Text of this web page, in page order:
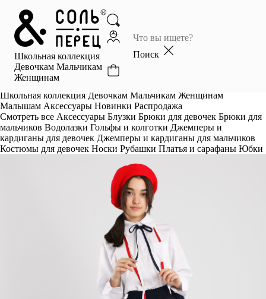
Школьная коллекция
Девочкам Мальчикам
Женщинам
Поиск
Главная
Каталог
Избранное
Школьная коллекция Девочкам Мальчикам Женщинам
Малышам Аксессуары Новинки Распродажа
Смотреть все Аксессуары Блузки Брюки для девочек Брюки для
мальчиков Водолазки Гольфы и колготки Джемперы и
кардиганы для девочек Джемперы и кардиганы для мальчиков
Костюмы для девочек Носки Рубашки Платья и сарафаны Юбки